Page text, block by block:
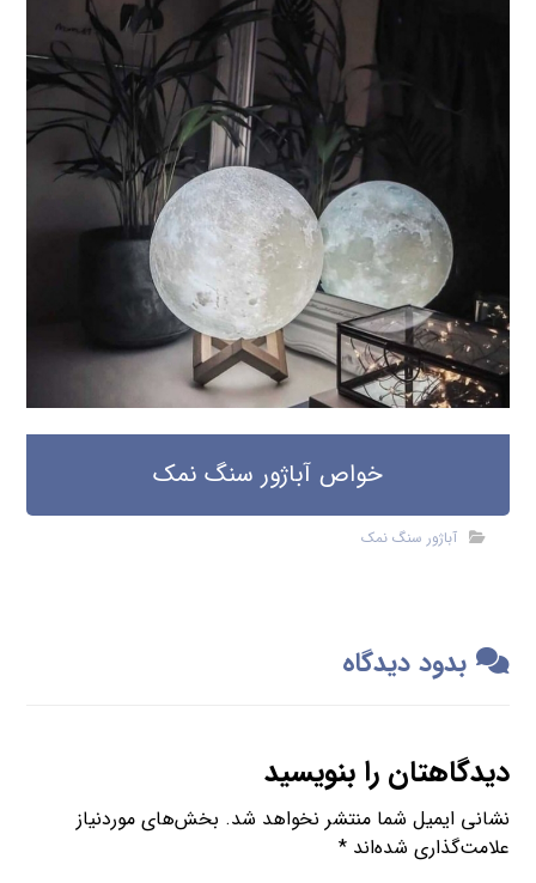
خواص آباژور سنگ نمک
آباژور سنگ نمک
بدود دیدگاه
دیدگاهتان را بنویسید
نشانی ایمیل شما منتشر نخواهد شد. بخش‌های موردنیاز
علامت‌گذاری شده‌اند*